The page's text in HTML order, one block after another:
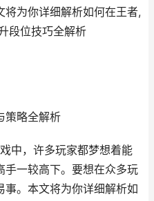
将为你详细解析如何在王者,
段位技巧全解析
策略全解析
中，许多玩家都梦想着能
手一较高下。要想在众多玩
事。本文将为你详细解析如